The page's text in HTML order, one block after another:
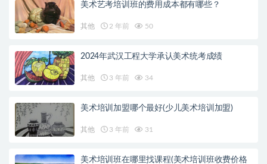
美术艺考培训班的费用成本都有哪些？
其他 2 年前 50
2024年武汉工程大学承认美术统考成绩
其他 3 年前 34
美术培训加盟哪个最好(少儿美术培训加盟)
其他 3 年前 31
美术培训班在哪里找课程(美术培训班收费价格